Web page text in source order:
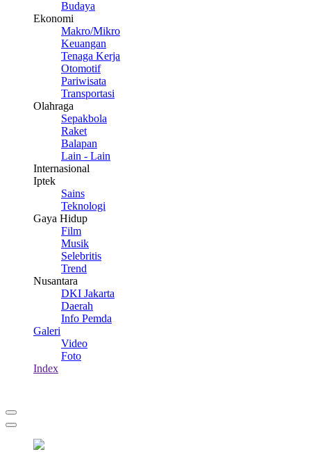
Budaya
Ekonomi
Makro/Mikro
Keuangan
Tenaga Kerja
Otomotif
Pariwisata
Transportasi
Olahraga
Sepakbola
Raket
Balapan
Lain - Lain
Internasional
Iptek
Sains
Teknologi
Gaya Hidup
Film
Musik
Selebritis
Trend
Nusantara
DKI Jakarta
Daerah
Info Pemda
Galeri
Video
Foto
Index